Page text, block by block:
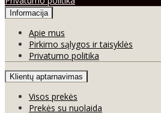
Informacija
Apie mus
Pirkimo sąlygos ir taisyklės
Privatumo politika
Klientų aptarnavimas
Visos prekės
Prekės su nuolaida